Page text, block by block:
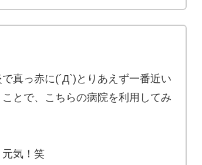
真っ赤に(´Д`)とりあえず一番近い
とで、こちらの病院を利用してみ
気！笑